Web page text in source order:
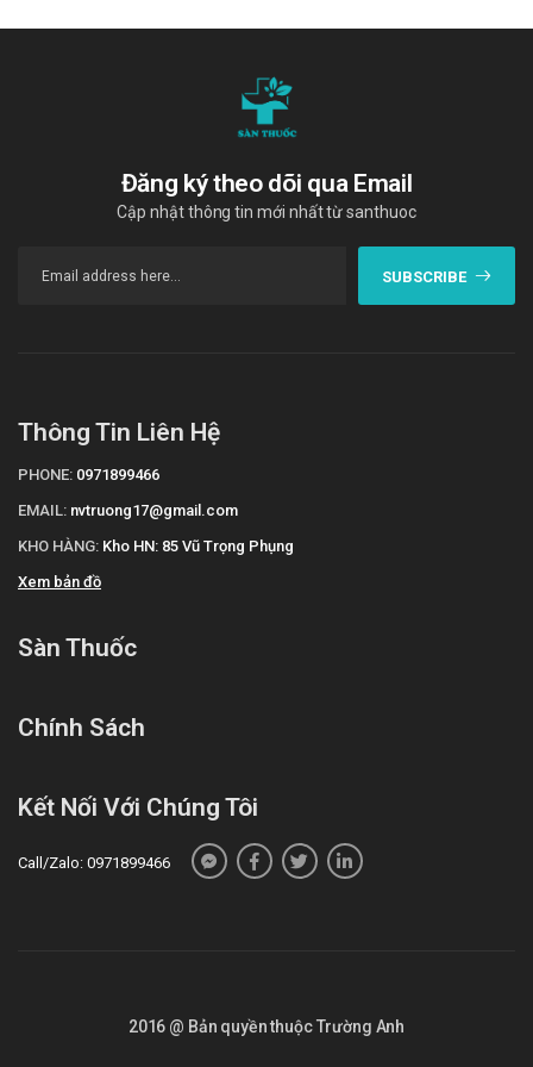
Đăng ký theo dõi qua Email
Cập nhật thông tin mới nhất từ santhuoc
SUBSCRIBE
Thông Tin Liên Hệ
PHONE: 0971899466
EMAIL: nvtruong17@gmail.com
KHO HÀNG: Kho HN: 85 Vũ Trọng Phụng
Xem bản đồ
Sàn Thuốc
Chính Sách
Kết Nối Với Chúng Tôi
Call/Zalo: 0971899466
2016 @ Bản quyền thuộc Trường Anh